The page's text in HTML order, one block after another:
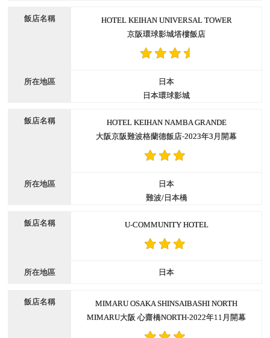
HOTEL KEIHAN UNIVERSAL TOWER
京阪環球影城塔樓飯店
日本
日本環球影城
HOTEL KEIHAN NAMBA GRANDE
大阪京阪難波格蘭德飯店-2023年3月開幕
日本
難波/日本橋
U-COMMUNITY HOTEL
日本
MIMARU OSAKA SHINSAIBASHI NORTH
MIMARU大阪 心齋橋NORTH-2022年11月開幕